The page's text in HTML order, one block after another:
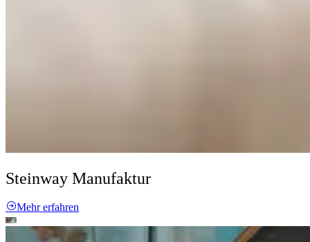
Steinway Manufaktur
Mehr erfahren